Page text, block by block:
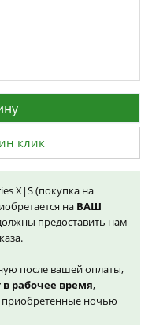
клик
X|S (покупка на
на ВАШ
предоставить нам
после вашей оплаты,
в рабочее время,
ночью